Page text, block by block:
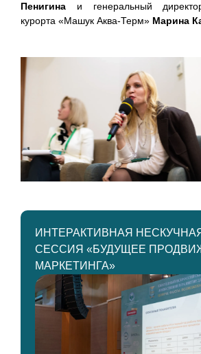
Пенигина и генеральный
курорта «Машук Аква-Терм» Марина
ИНТЕРАКТИВНАЯ
СЕССИЯ «БУДУЩЕЕ
МАРКЕТИНГА»